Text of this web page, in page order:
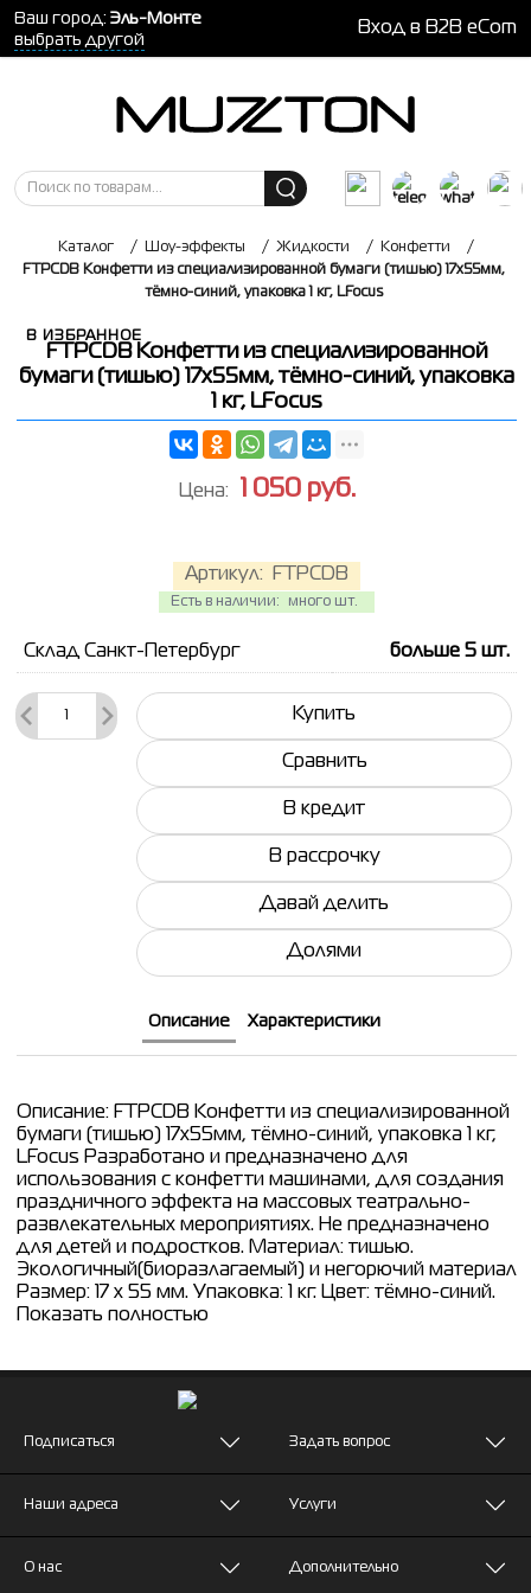
Ваш город: Эль-Монте
выбрать другой
Вход в B2B eCom
Каталог / Шоу-эффекты / Жидкости / Конфетти
/
FTPCDB Конфетти из специализированной бумаги (тишью) 17х55мм,
тёмно-синий, упаковка 1 кг, LFocus
В ИЗБРАННОЕ
FTPCDB Конфетти из специализированной
бумаги (тишью) 17х55мм, тёмно-синий, упаковка
1 кг, LFocus
Артикул: FTPCDB
Есть в наличии: много шт.
Цена: 1 050 руб.
Склад Санкт-Петербург больше 5 шт.
Купить
Сравнить
В кредит
В рассрочку
Давай делить
Долями
Описание Характеристики
Описание: FTPCDB Конфетти из специализированной
бумаги (тишью) 17х55мм, тёмно-синий, упаковка 1 кг,
LFocus Разработано и предназначено для
использования с конфетти машинами, для создания
праздничного эффекта на массовых театрально-
развлекательных мероприятиях. Не предназначено
для детей и подростков. Материал: тишью.
Экологичный(биоразлагаемый) и негорючий материал
Размер: 17 х 55 мм. Упаковка: 1 кг. Цвет: тёмно-синий.
Показать полностью
Подписаться
Наши адреса
О нас
Задать вопрос
Услуги
Дополнительно